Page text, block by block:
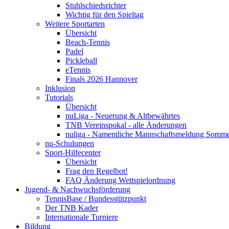
Stuhlschiedsrichter
Wichtig für den Spieltag
Weitere Sportarten
Übersicht
Beach-Tennis
Padel
Pickleball
eTennis
Finals 2026 Hannover
Inklusion
Tutorials
Übersicht
nuLiga - Neuerung & Altbewährtes
TNB Vereinspokal - alle Änderungen
nuliga - Namentliche Mannschaftsmeldung
nu-Schulungen
Sport-Hilfecenter
Übersicht
Frag den Regelbot!
FAQ Änderung Wettspielordnung
Jugend- & Nachwuchsförderung
TennisBase / Bundesstützpunkt
Der TNB Kader
Internationale Turniere
Bildung